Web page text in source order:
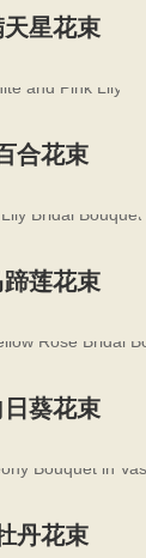
天星花束
合花束
蹄莲花束
日葵花束
丹花束